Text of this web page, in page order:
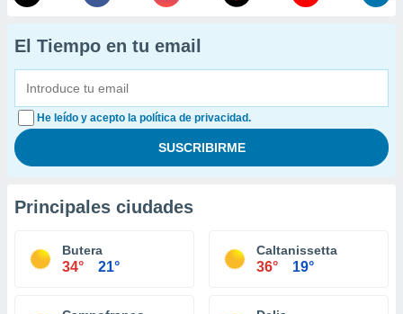
El Tiempo en tu email
He leído y acepto la política de privacidad.
Principales ciudades
Butera
34° 21°
Caltanissetta
36° 19°